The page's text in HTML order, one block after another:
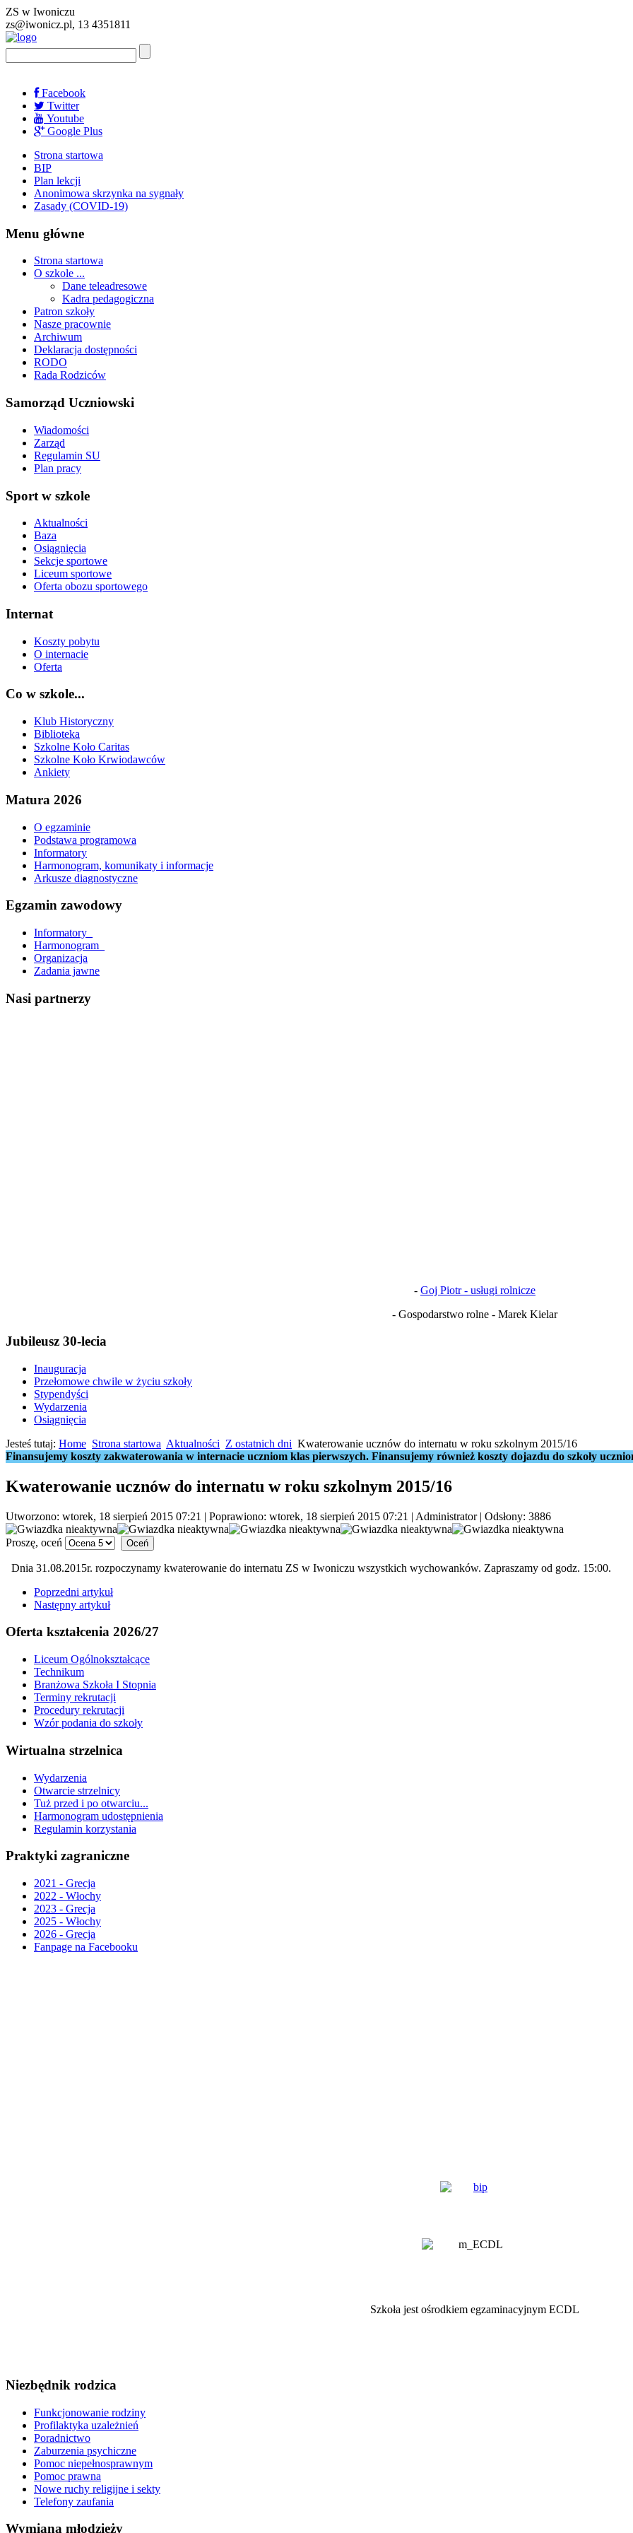
ZS w Iwoniczu
zs@iwonicz.pl, 13 4351811
Facebook
Twitter
Youtube
Google Plus
Strona startowa
BIP
Plan lekcji
Anonimowa skrzynka na sygnały
Zasady (COVID-19)
Menu główne
Strona startowa
O szkole ...
Dane teleadresowe
Kadra pedagogiczna
Patron szkoły
Nasze pracownie
Archiwum
Deklaracja dostępności
RODO
Rada Rodziców
Samorząd Uczniowski
Wiadomości
Zarząd
Regulamin SU
Plan pracy
Sport w szkole
Aktualności
Baza
Osiągnięcia
Sekcje sportowe
Liceum sportowe
Oferta obozu sportowego
Internat
Koszty pobytu
O internacie
Oferta
Co w szkole...
Klub Historyczny
Biblioteka
Szkolne Koło Caritas
Szkolne Koło Krwiodawców
Ankiety
Matura 2026
O egzaminie
Podstawa programowa
Informatory
Harmonogram, komunikaty i informacje
Arkusze diagnostyczne
Egzamin zawodowy
Informatory_
Harmonogram_
Organizacja
Zadania jawne
Nasi partnerzy
- Goj Piotr - usługi rolnicze
- Gospodarstwo rolne - Marek Kielar
Jubileusz 30-lecia
Inauguracja
Przełomowe chwile w życiu szkoły
Stypendyści
Wydarzenia
Osiągnięcia
Jesteś tutaj: Home Strona startowa Aktualności Z ostatnich dni Kwaterowanie ucznów do internatu w roku szkolnym 2015/16
Finansujemy koszty zakwaterowania w internacie uczniom klas pierwszych. Finansujemy również koszty dojazdu do szkoły
Kwaterowanie ucznów do internatu w roku szkolnym 2015/16
Utworzono: wtorek, 18 sierpień 2015 07:21 | Poprawiono: wtorek, 18 sierpień 2015 07:21 | Administrator| Odsłony: 3886
Proszę, oceń
Dnia 31.08.2015r. rozpoczynamy kwaterowanie do internatu ZS w Iwoniczu wszystkich wychowanków. Zapraszamy od godz. 15:00.
Poprzedni artykuł
Następny artykuł
Oferta kształcenia 2026/27
Liceum Ogólnokształcące
Technikum
Branżowa Szkoła I Stopnia
Terminy rekrutacji
Procedury rekrutacji
Wzór podania do szkoły
Wirtualna strzelnica
Wydarzenia
Otwarcie strzelnicy
Tuż przed i po otwarciu...
Harmonogram udostępnienia
Regulamin korzystania
Praktyki zagraniczne
2021 - Grecja
2022 - Włochy
2023 - Grecja
2025 - Włochy
2026 - Grecja
Fanpage na Facebooku
Szkoła jest ośrodkiem egzaminacyjnym ECDL
Niezbędnik rodzica
Funkcjonowanie rodziny
Profilaktyka uzależnień
Poradnictwo
Zaburzenia psychiczne
Pomoc niepełnosprawnym
Pomoc prawna
Nowe ruchy religijne i sekty
Telefony zaufania
Wymiana młodzieży